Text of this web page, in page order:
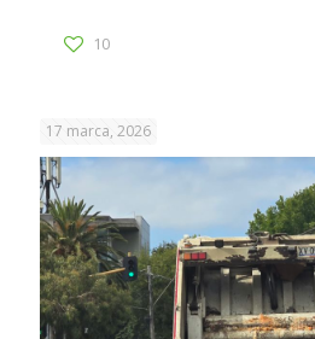
10
17 marca, 2026